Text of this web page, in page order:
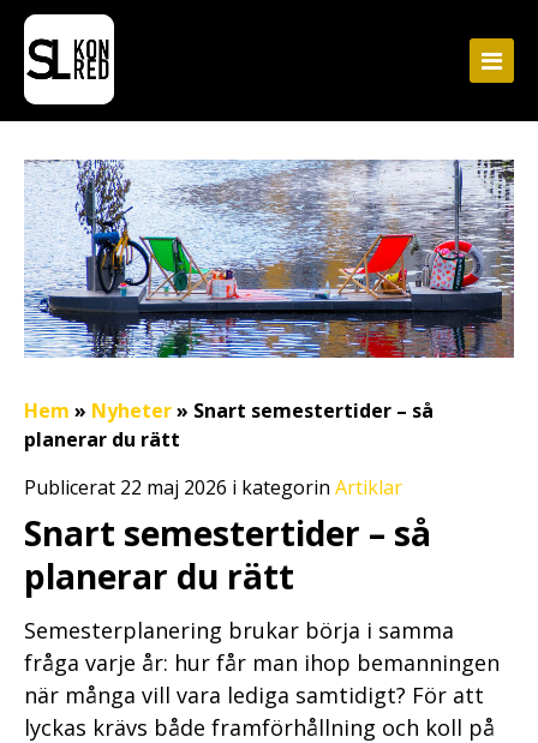
Hem » Nyheter» Snart semestertider – så
planerar du rätt
Publicerat 22 maj 2026 i kategorin Artiklar
Snart semestertider – så
planerar du rätt
Semesterplanering brukar börja i samma
fråga varje år: hur får man ihop bemanningen
när många vill vara lediga samtidigt? För att
lyckas krävs både framförhållning och koll på